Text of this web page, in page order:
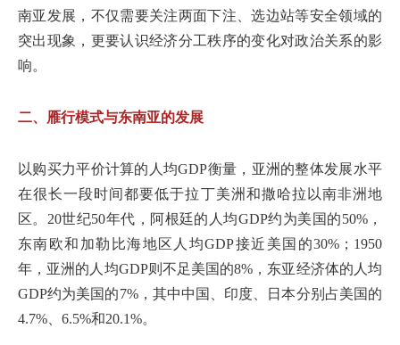
南亚发展，不仅需要关注两面下注、选边站等安全领域的
突出现象，更要认识经济分工秩序的变化对政治关系的影
响。
二、雁行模式与东南亚的发展
以购买力平价计算的人均GDP衡量，亚洲的整体发展水平
在很长一段时间都要低于拉丁美洲和撒哈拉以南非洲地
区。20世纪50年代，阿根廷的人均GDP约为美国的50%，
东南欧和加勒比海地区人均GDP接近美国的30%；1950
年，亚洲的人均GDP则不足美国的8%，东亚经济体的人均
GDP约为美国的7%，其中中国、印度、日本分别占美国的
4.7%、6.5%和20.1%。